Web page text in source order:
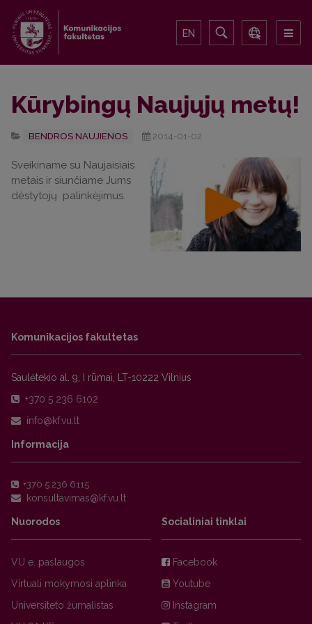
EN
Kūrybingų Naujųjų metų!
BENDROS NAUJIENOS 2014-01-02
Sveikiname su Naujaisiais
metais ir siunčiame Jums
dėstytojų palinkėjimus.
Komunikacijos fakultetas
Saulėtekio al. 9, I rūmai, LT-10222 Vilnius
+370 5 236 6102
Informacija
+370 5 236 6115
Nuorodos
VU e. paslaugos
Virtuali mokymosi aplinka
Universiteto žurnalistas
Socialiniai tinklai
Facebook
Youtube
Instagram